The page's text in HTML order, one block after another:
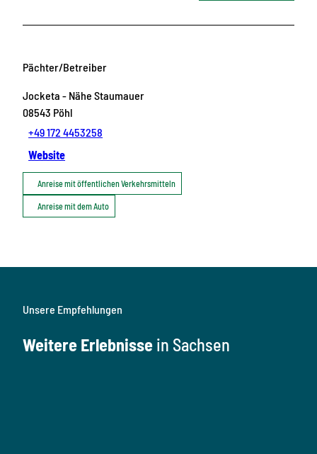
Pächter/Betreiber
Jocketa - Nähe Staumauer
08543 Pöhl
+49 172 4453258
Website
Anreise mit öffentlichen Verkehrsmitteln
Anreise mit dem Auto
Unsere Empfehlungen
Weitere Erlebnisse in Sachsen